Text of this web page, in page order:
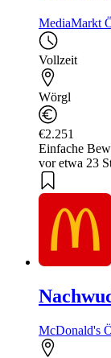
MediaMarkt
Vollzeit
Wörgl
€2.251
Einfache
vor etwa 23
McDonald's